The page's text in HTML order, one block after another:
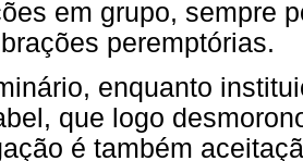
em grupo, sempre
peremptórias.
enquanto
que logo
é também